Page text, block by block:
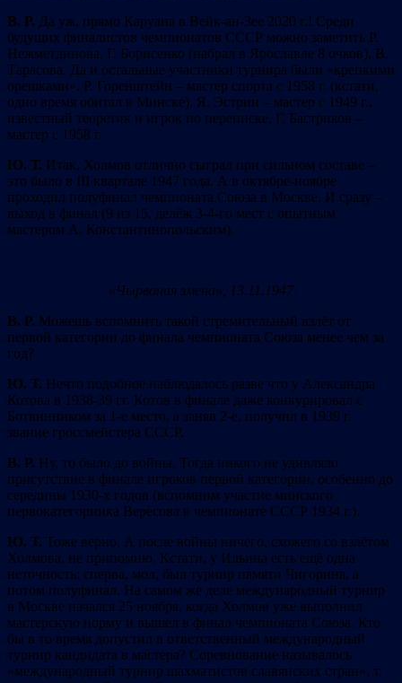
В. Р. Да уж, прямо Каруана в Вейк-ан-Зее 2020 г.! Среди
будущих финалистов чемпионатов СССР можно заметить Р.
Нежметдинова, Г. Борисенко (набрал в Ярославле 8 очков), В.
Тарасова. Да и остальные участники турнира были «крепкими
орешками». Р. Горенштейн – мастер спорта с 1958 г. (кстати,
одно время обитал в Минске), Я. Эстрин – мастер с 1949 г.,
известный теоретик и игрок по переписке, Г. Бастриков –
мастер с 1958 г.
Ю. Т. Итак, Холмов отлично сыграл при сильном составе –
это было в III квартале 1947 года. А в октябре-ноябре
проходил полуфинал чемпионата Союза в Москве. И сразу –
выход в финал (9 из 15, делёж 3-4-го мест с опытным
мастером А. Константинопольским).
«Чырвоная змена», 13.11.1947
В. Р. Можешь вспомнить такой стремительный взлёт от
первой категории до финала чемпионата Союза менее чем за
год?
Ю. Т. Нечто подобное наблюдалось разве что у Александра
Котова в 1938-39 гг. Котов в финале даже конкурировал с
Ботвинником за 1-е место, а заняв 2-е, получил в 1939 г.
звание гроссмейстера СССР.
В. Р. Ну, то было до войны. Тогда никого не удивляло
присутствие в финале игроков первой категории, особенно до
середины 1930-х годов (вспомним участие минского
первокатегорника Вересова в чемпионате СССР 1934 г.).
Ю. Т. Тоже верно. А после войны ничего, схожего со взлётом
Холмова, не припомню. Кстати, у Ильина есть ещё одна
неточность: сперва, мол, был турнир памяти Чигорина, а
потом полуфинал. На самом же деле международный турнир
в Москве начался 25 ноября, когда Холмов уже выполнил
мастерскую норму и вышел в финал чемпионата Союза. Кто
бы в то время допустил в ответственный международный
турнир кандидата в мастера? Соревнование называлось
«международный турнир шахматистов славянских стран», т.